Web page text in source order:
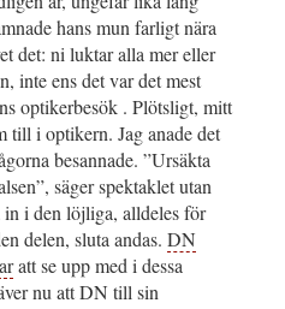
hans mun farligt nära
det: ni luktar alla mer eller
inte ens det var det mest
optikerbesök . Plötsligt, mitt
till i optikern. Jag anade det
besannade. ”Ursäkta
säger spektaklet utan
in i den löjliga, alldeles för
delen, sluta andas. DN
att se upp med i dessa
nu att DN till sin